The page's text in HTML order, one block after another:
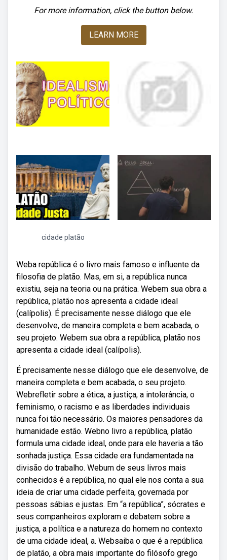
For more information, click the button below.
LEARN MORE
cidade platão
Weba república é o livro mais famoso e influente da
filosofia de platão. Mas, em si, a república nunca
existiu, seja na teoria ou na prática. Webem sua obra a
república, platão nos apresenta a cidade ideal
(calípolis). É precisamente nesse diálogo que ele
desenvolve, de maneira completa e bem acabada, o
seu projeto. Webem sua obra a república, platão nos
apresenta a cidade ideal (calípolis).
É precisamente nesse diálogo que ele desenvolve, de
maneira completa e bem acabada, o seu projeto.
Webrefletir sobre a ética, a justiça, a intolerância, o
feminismo, o racismo e as liberdades individuais
nunca foi tão necessário. Os maiores pensadores da
humanidade estão. Webno livro a república, platão
formula uma cidade ideal, onde para ele haveria a tão
sonhada justiça. Essa cidade era fundamentada na
divisão do trabalho. Webum de seus livros mais
conhecidos é a república, no qual ele nos conta a sua
ideia de criar uma cidade perfeita, governada por
pessoas sábias e justas. Em “a república”, sócrates e
seus companheiros exploram e debatem sobre a
justiça, a política e a natureza do homem no contexto
de uma cidade ideal, a. Websaiba o que é a república
de platão, a obra mais importante do filósofo grego